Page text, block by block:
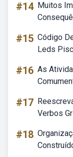
#14 Muitos
#15 Código
Leds
#16 As
#17
Verbos
#18